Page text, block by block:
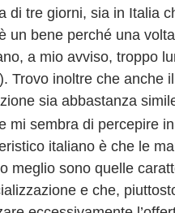
di tre giorni, sia in Italia
un bene perché una
a mio avviso, troppo
Trovo inoltre che anche
sia abbastanza
mi sembra di percepire
italiano è che le
meglio sono quelle
e che,